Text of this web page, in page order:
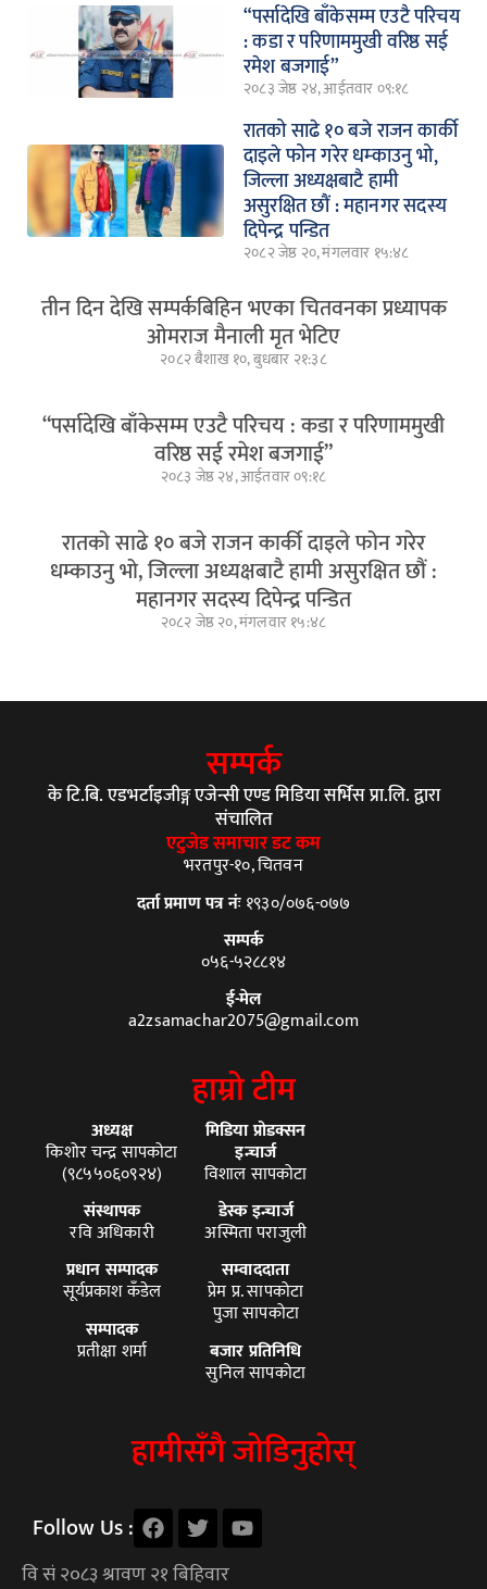
“पर्सादेखि बाँकेसम्म एउटै परिचय
: कडा र परिणाममुखी वरिष्ठ सई
रमेश बजगाई”
२०८३ जेष्ठ २४, आईतवार ०९:१८
रातको साढे १० बजे राजन कार्की
दाइले फोन गरेर धम्काउनु भो,
जिल्ला अध्यक्षबाटै हामी
असुरक्षित छौं : महानगर सदस्य
दिपेन्द्र पन्डित
२०८२ जेष्ठ २०, मंगलवार १५:४८
तीन दिन देखि सम्पर्कबिहिन भएका चितवनका प्रध्यापक
ओमराज मैनाली मृत भेटिए
२०८२ बैशाख १०, बुधबार २१:३८
“पर्सादेखि बाँकेसम्म एउटै परिचय : कडा र परिणाममुखी
वरिष्ठ सई रमेश बजगाई”
२०८३ जेष्ठ २४, आईतवार ०९:१८
रातको साढे १० बजे राजन कार्की दाइले फोन गरेर
धम्काउनु भो, जिल्ला अध्यक्षबाटै हामी असुरक्षित छौं :
महानगर सदस्य दिपेन्द्र पन्डित
२०८२ जेष्ठ २०, मंगलवार १५:४८
सम्पर्क
के टि.बि. एडभर्टाइजीङ्ग एजेन्सी एण्ड मिडिया सर्भिस प्रा.लि. द्वारा
संचालित
एटुजेड समाचार डट कम
भरतपुर-१०, चितवन
दर्ता प्रमाण पत्र नंः१९३०/०७६-०७७
सम्पर्क
०५६-५२८८१४
ई-मेल
a2zsamachar2075@gmail.com
हाम्रो टीम
अध्यक्ष
किशोर चन्द्र सापकोटा
(९८५५०६०९२४)
संस्थापक
रवि अधिकारी
प्रधान सम्पादक
सूर्यप्रकाश कँडेल
सम्पादक
प्रतीक्षा शर्मा
मिडिया प्रोडक्सन
इन्चार्ज
विशाल सापकोटा
डेस्क इन्चार्ज
अस्मिता पराजुली
सम्वाददाता
प्रेम प्र. सापकोटा
पुजा सापकोटा
बजार प्रतिनिधि
सुनिल सापकोटा
हामीसँगै जोडिनुहोस्
Follow Us :